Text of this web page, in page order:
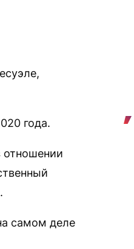
года.
отношении
самом деле